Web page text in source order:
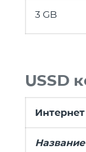
3 GB
USSD
Интернет
Название